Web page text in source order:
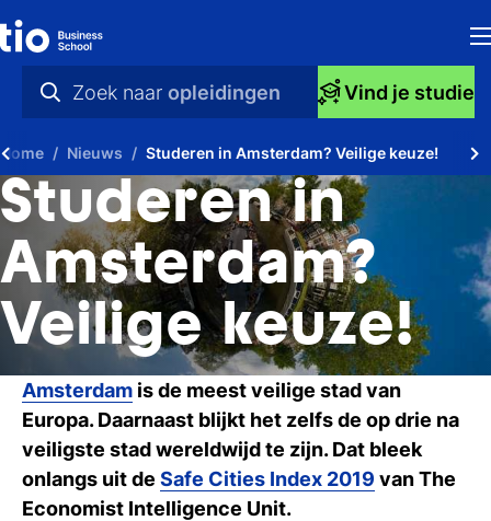
Zoek naar opleidingen
videos
nieuws
opleidingen
Vind je studie
Home Nieuws Studeren in Amsterdam? Veilige keuze!
Studeren in
Amsterdam?
Veilige keuze!
Amsterdam is de meest veilige stad van
Europa. Daarnaast blijkt het zelfs de op drie na
veiligste stad wereldwijd te zijn. Dat bleek
onlangs uit de Safe Cities Index 2019 van The
Economist Intelligence Unit.